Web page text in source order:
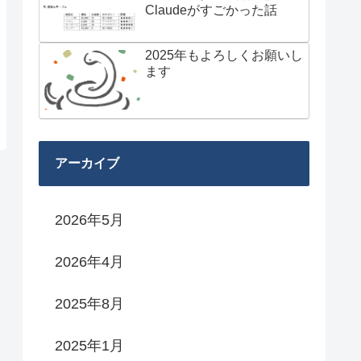
Claudeがすごかった話
2025年もよろしくお願いし
ます
アーカイブ
2026年5月
2026年4月
2025年8月
2025年1月